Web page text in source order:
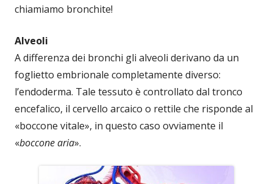
chiamiamo bronchite!
Alveoli
A differenza dei bronchi gli alveoli derivano da un
foglietto embrionale completamente diverso:
l’endoderma. Tale tessuto è controllato dal tronco
encefalico, il cervello arcaico o rettile che risponde al
«boccone vitale», in questo caso ovviamente il
«boccone aria».